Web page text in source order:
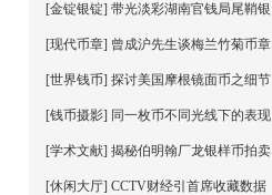
[金锭银锭] 带光淡彩湖南官钱局尾鞘银
[现代币章] 曾成沪先生谈梅兰竹菊币章
[世界钱币] 探讨美国摩根镜面币之细节
[钱币摄影] 同一枚币不同光线下的表现
[学术文献] 揭秘伯明翰厂龙银样币拍卖
[休闲大厅] CCTV财经引首席收藏数据